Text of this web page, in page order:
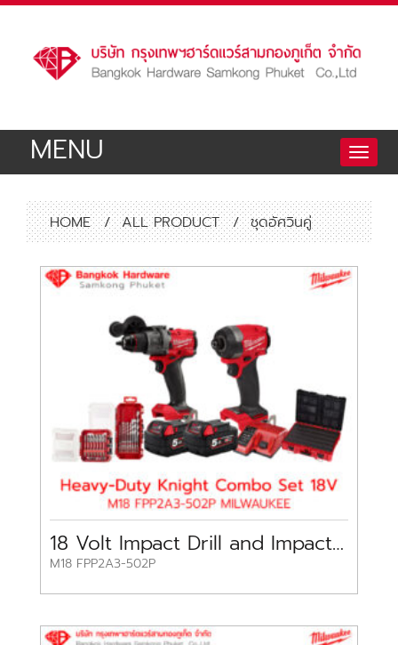
Toggle
MENU
HOME / ALL PRODUCT / ชุดอัศวินคู่
18 Volt Impact Drill and Impact Driver Set M18 Milwaukee
M18 FPP2A3-502P